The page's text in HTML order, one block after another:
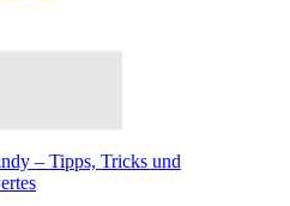
– Tipps, Tricks und